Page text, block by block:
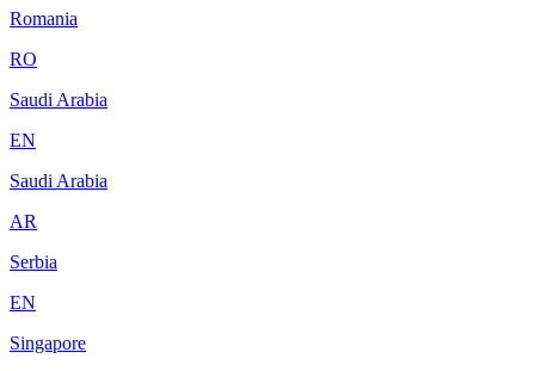
Romania
RO
Saudi Arabia
EN
Saudi Arabia
AR
Serbia
EN
Singapore